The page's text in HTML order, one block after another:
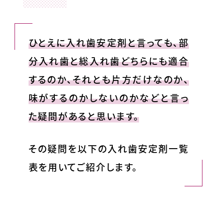
ひとえに入れ歯安定剤と言っても、部
分入れ歯と総入れ歯どちらにも適合
するのか、それとも片方だけなのか、
味がするのかしないのかなどと言っ
た疑問があると思います。
その疑問を以下の入れ歯安定剤一覧
表を用いてご紹介します。